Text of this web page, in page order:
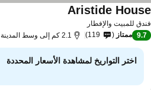
للمبيت والإفطار
Aristide
9.7 ممتاز 119 2.1 كم إلى وسط المدينة
اختر التواريخ لمشاهدة الأسعار المحددة